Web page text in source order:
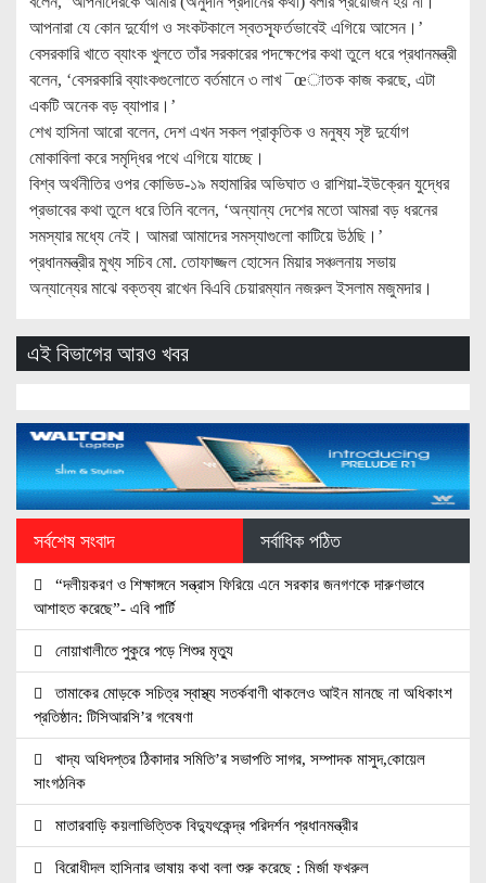
আপনারা যে কোন দুর্যোগ ও সংকটকালে স্বতস্ফূর্তভাবেই এগিয়ে আসেন।’
বেসরকারি খাতে ব্যাংক খুলতে তাঁর সরকারের পদক্ষেপের কথা তুলে ধরে প্রধানমন্ত্রী
বলেন, ‘বেসরকারি ব্যাংকগুলোতে বর্তমানে ৩ লাখ ¯œাতক কাজ করছে, এটা
একটি অনেক বড় ব্যাপার।’
শেখ হাসিনা আরো বলেন, দেশ এখন সকল প্রাকৃতিক ও মনুষ্য সৃষ্ট দুর্যোগ
মোকাবিলা করে সমৃদ্ধির পথে এগিয়ে যাচ্ছে।
বিশ্ব অর্থনীতির ওপর কোভিড-১৯ মহামারির অভিঘাত ও রাশিয়া-ইউক্রেন যুদ্ধের
প্রভাবের কথা তুলে ধরে তিনি বলেন, ‘অন্যান্য দেশের মতো আমরা বড় ধরনের
সমস্যার মধ্যে নেই। আমরা আমাদের সমস্যাগুলো কাটিয়ে উঠছি।’
প্রধানমন্ত্রীর মুখ্য সচিব মো. তোফাজ্জল হোসেন মিয়ার সঞ্চলনায় সভায়
অন্যান্যের মাঝে বক্তব্য রাখেন বিএবি চেয়ারম্যান নজরুল ইসলাম মজুমদার।
এই বিভাগের আরও খবর
সর্বশেষ সংবাদ সর্বাধিক পঠিত
“দলীয়করণ ও শিক্ষাঙ্গনে সন্ত্রাস ফিরিয়ে এনে সরকার জনগণকে দারুণভাবে
আশাহত করেছে”- এবি পার্টি
নোয়াখালীতে পুকুরে পড়ে শিশুর মৃত্যু
তামাকের মোড়কে সচিত্র স্বাস্থ্য সতর্কবাণী থাকলেও আইন মানছে না অধিকাংশ
প্রতিষ্ঠান: টিসিআরসি’র গবেষণা
খাদ্য অধিদপ্তর ঠিকাদার সমিতি’র সভাপতি সাগর, সম্পাদক মাসুদ,কোয়েল
সাংগঠনিক
মাতারবাড়ি কয়লাভিত্তিক বিদ্যুৎকেন্দ্র পরিদর্শন প্রধানমন্ত্রীর
বিরোধীদল হাসিনার ভাষায় কথা বলা শুরু করেছে : মির্জা ফখরুল